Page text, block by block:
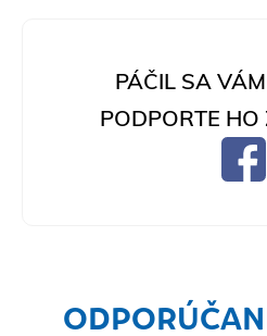
PÁČIL SA
PODPORTE HO